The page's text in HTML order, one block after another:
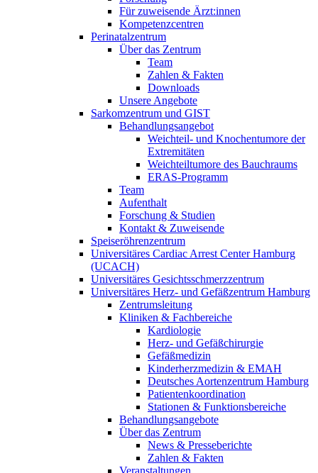
Für zuweisende Ärzt:innen
Kompetenzcentren
Perinatalzentrum
Über das Zentrum
Team
Zahlen & Fakten
Downloads
Unsere Angebote
Sarkomzentrum und GIST
Behandlungsangebot
Weichteil- und Knochentumore der
Extremitäten
Weichteiltumore des Bauchraums
ERAS-Programm
Team
Aufenthalt
Forschung & Studien
Kontakt & Zuweisende
Speiseröhrenzentrum
Universitäres Cardiac Arrest Center Hamburg
(UCACH)
Universitäres Gesichtsschmerzzentrum
Universitäres Herz- und Gefäßzentrum Hamburg
Zentrumsleitung
Kliniken & Fachbereiche
Kardiologie
Herz- und Gefäßchirurgie
Gefäßmedizin
Kinderherzmedizin & EMAH
Deutsches Aortenzentrum Hamburg
Patientenkoordination
Stationen & Funktionsbereiche
Behandlungsangebote
Über das Zentrum
News & Presseberichte
Zahlen & Fakten
Veranstaltungen